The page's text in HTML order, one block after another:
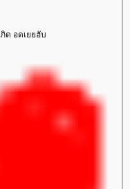
ด อดเยยฮับ